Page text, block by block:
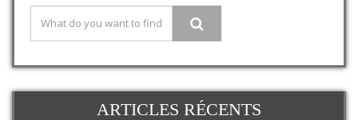
ARTICLES RÉCENTS